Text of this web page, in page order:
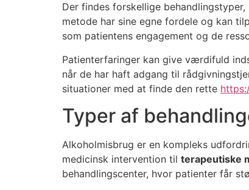
Der findes forskellige
metode har sine egne fordele og kan
som patientens engagement og de
Patienterfaringer kan give værdifuld
når de har haft adgang til
situationer med at finde den rette
Typer af
Alkoholmisbrug er en kompleks
medicinsk intervention til terapeutiske
behandlingscenter, hvor patienter får